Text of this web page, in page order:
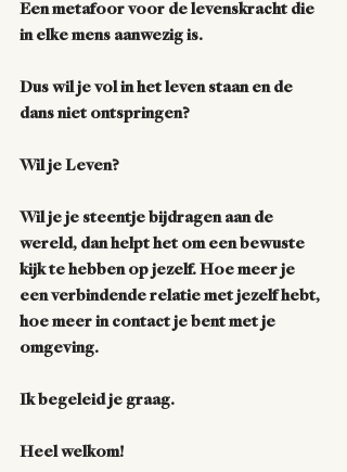
Een metafoor voor de levenskracht die
in elke mens aanwezig is.
Dus wil je vol in het leven staan en de
dans niet ontspringen?
Wil je Leven?
Wil je je steentje bijdragen aan de
wereld, dan helpt het om een bewuste
kijk te hebben op jezelf. Hoe meer je
een verbindende relatie met jezelf hebt,
hoe meer in contact je bent met je
omgeving.
Ik begeleid je graag.
Heel welkom!